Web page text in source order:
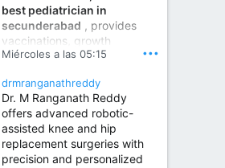
the Best Urologist...
www.drkrishnakishore.com
best pediatrician in
secunderabad , provides
vaccinations, growth
monitoring, newborn care,
illnesses, nutrition guidance,
and preventive healthcare in
a child-friendly environment.
Children Hospital in Secunderabad | Best Pediatrician in Hyderabad | Neonatologist in Medchal
Miércoles a las 05:15 •••
drmranganathreddy
Dr. M Ranganath Reddy
offers advanced robotic-
assisted knee and hip
replacement surgeries with
precision and personalized